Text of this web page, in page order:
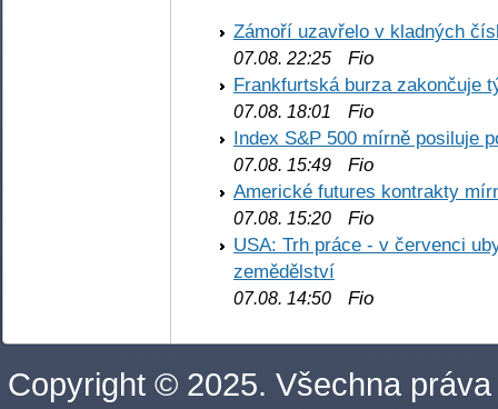
Zámoří uzavřelo v kladných
07.08. 22:25 Fio
Frankfurtská burza zakončuje
07.08. 18:01
Fio
Index S&P 500 mírně posiluje
07.08. 15:49 Fio
Americké futures kontrakty
07.08. 15:20 Fio
USA: Trh práce - v červenci
zemědělství
07.08. 14:50 Fio
Copyright © 2025. Všechna práva